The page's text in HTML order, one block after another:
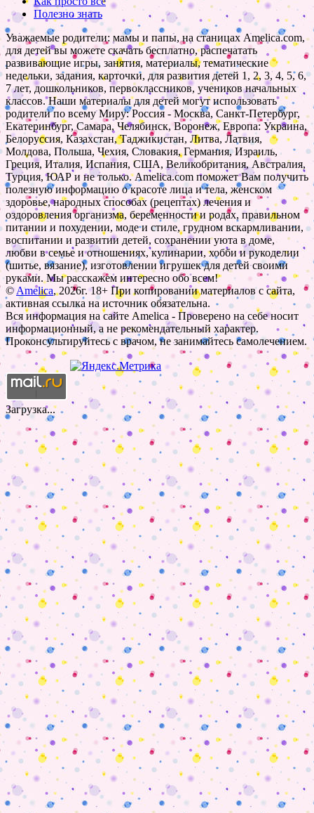
Полезно знать
Уважаемые родители: мамы и папы, на станицах Amelica.com,
для детей вы можете скачать бесплатно, распечатать
развивающие игры, занятия, материалы, тематические
недельки, задания, карточки, для развития детей 1, 2, 3, 4, 5, 6,
7 лет, дошкольников, первоклассников, учеников начальных
классов. Наши материалы для детей могут использовать
родители по всему Миру: Россия - Москва, Санкт-Петербург,
Екатеринбург, Самара, Челябинск, Воронеж, Европа: Украина,
Белоруссия, Казахстан, Таджикистан, Литва, Латвия,
Молдова, Польша, Чехия, Словакия, Германия, Израиль,
Греция, Италия, Испания, США, Великобритания, Австралия,
Турция, ЮАР и не только. Amelica.com поможет Вам получить
полезную информацию о красоте лица и тела, женском
здоровье, народных способах (рецептах) лечения и
оздоровления организма, беременности и родах, правильном
питании и похудении, моде и стиле, грудном вскармливании,
воспитании и развитии детей, сохранении уюта в доме,
любви в семье и отношениях, кулинарии, хобби и рукоделии
(шитье, вязание), изготовлении игрушек для детей своими
руками. Мы расскажем интересно обо всем!
©Amelica, 2026г. 18+ При копировании материалов с сайта,
активная ссылка на источник обязательна.
Вся информация на сайте Amelica - Проверено на себе носит
информационный, а не рекомендательный характер.
Проконсультируйтесь с врачом, не занимайтесь самолечением.
Загрузка...